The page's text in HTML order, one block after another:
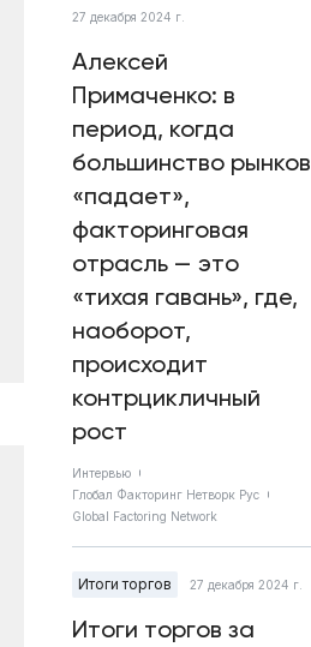
27 декабря 2024 г.
Алексей
Примаченко: в
период, когда
большинство рынков
«падает»,
факторинговая
отрасль — это
«тихая гавань», где,
наоборот,
происходит
контрцикличный
рост
Интервью
Глобал Факторинг Нетворк Рус
Global Factoring Network
Итоги торгов 27 декабря 2024 г.
Итоги торгов за